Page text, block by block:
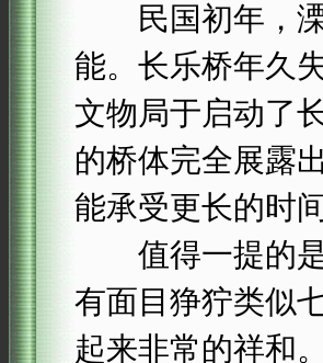
民国初年，溧
能。长乐桥年久
文物局于启动了
的桥体完全展露
能承受更长的时
值得一提的是
有面目狰狞类似
起来非常的祥和